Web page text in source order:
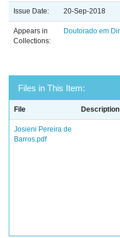
Issue Date: 20-Sep-2018
Appears in
Collections:
Doutorado em
Files in This Item:
File Description
Josieni Pereira de
Barros.pdf